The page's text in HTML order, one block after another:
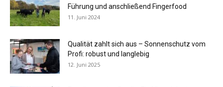
Führung und anschließend Fingerfood
11. Juni 2024
Qualität zahlt sich aus – Sonnenschutz vom
Profi: robust und langlebig
12. Juni 2025